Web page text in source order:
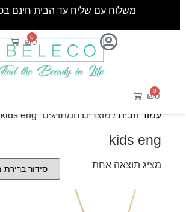
₪0
0
משלוח עם שליח עד הבית חינם
₪0
0
עמוד הבית/ מוצרים המתויגים “kids eng”
kids eng
מציג תוצאה אחת